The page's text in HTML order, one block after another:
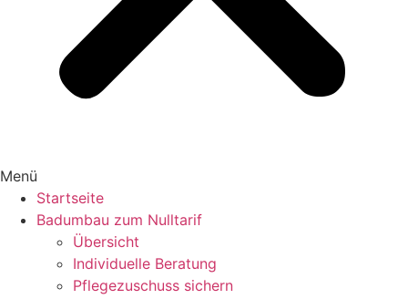
Menü
Startseite
Badumbau zum Nulltarif
Übersicht
Individuelle Beratung
Pflegezuschuss sichern